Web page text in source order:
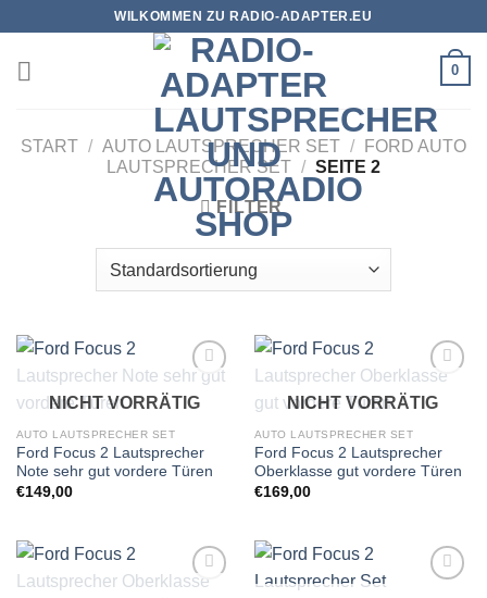
springen
WILKOMMEN ZU RADIO-ADAPTER.EU
0
START / AUTO LAUTSPRECHER SET /
FORD AUTO
LAUTSPRECHER SET / SEITE 2
FILTER
Wunschliste
NICHT VORRÄTIG
AUTO LAUTSPRECHER SET
Ford Focus 2 Lautsprecher
Note sehr gut vordere Türen
€149,00
Wunschliste
NICHT VORRÄTIG
AUTO LAUTSPRECHER SET
Ford Focus 2 Lautsprecher
Oberklasse gut vordere Türen
€169,00